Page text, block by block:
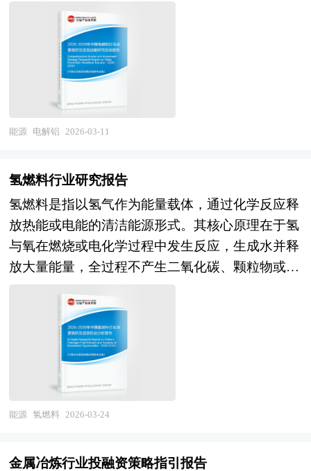
测等等。报告还综合了铝锭行业的整体发展动态，
对行业在产品方面提供了参考建议和具体解决办
法。报告对于铝锭产品生产企业、经销商、行业管
理部门以及拟进入该行业的投资者具有重要的参考
价值，对于研究我国铝锭行业发展规律、提高企业
的运营效率、促进企业的发展壮大有学术和实践的
双重意义。
并对行业相关政策进行了介绍和政策趋向研判，是
页岩气生产企业、科研单位、零售企业等单位准确
了解目前页岩气行业发展动态，把握企业定位和发
展方向不可多得的精品。
罐式集装箱与多式联运物流模式创新打开效率提升
空间，预计行业将保持稳健增长，从规模扩张向质
量效益转变。产业格局层面，具备接收站资源、物
流网络、贸易能力及数字化运营优势的综合性能源
企业将确立主导地位，专业化企业在特定环节（船
舶运输、槽车物流、小型储罐、冷能利用）形成差
效、安全薄弱的企业将面临淘汰或整合。总体而
言，LNG储运行业正经历从"基础设施配套"向"智
慧物流+贸易运营"、从"单一接卸"向"综合能源枢
纽"、从"成本中心"向"价值创造中心"的历史性转
变，2026-2030年将是接收站功能多元、物流体系
智能、贸易模式创新、氢能协同准备的关键窗口
期，深刻理解天然气市场趋势与能源物流变革规
律，对于制定科学的发展策略、把握LNG储运行业
发展机遇具有重大战略意义。 本研究咨询报告由
中研普华咨询公司领衔撰写，在大量周密的市场调
研基础上，主要依据了国家统计局、国家商务部、
国家发改委、国家经济信息中心、国务院发展研究
济景气监测中心、中国行业研究网、全国及海外相
大的发展。随着中国经济持续稳定地高速增长和资
本市场的逐步完善，中国的资本市场在最近几年呈
现出强劲的增长态势，投资于中国市场的高回报率
使中国成为全球资本关注的战略要地。 本报告由
中研普华咨询公司领衔撰写，在大量周密的市场调
研基础上，主要依据了国家统计局、国家商务部、
国家财政部、中国证券监督管理委员会、中国风险
业公会、北京创业投资协会、上海创业投资行业协
会、环保检测行业相关协会、中国行业研究网、国
内外相关刊物的基础信息以及各省市相关统计单位
等公布和提供的大量资料。对环保检测行业风险投
资现状、国际化进程与外资进入、融资渠道、如何
的分析，并重点分析了环保检测行业风险投资的主
要现存问题、相应对策以及新形势下面临的机遇与
挑战和企业的应对策略等。是风险投资公司、研究
机构及环保检测行业相关企业准确了解目前环保检
测行业风险投资业发展动态，把握企业定位和发展
方向不可多得的精品。
要采用冰晶石 - 氧化铝熔盐电解法。将氧化铝溶解
在熔融的冰晶石中，通入直流电后，在阴极和阳极
上分别发生电化学反应，从而得到金属铝。电解槽
是电解铝生产的核心设备，其性能直接影响着生产
效率、能源消耗和产品质量。 近年来，在“双碳”目
标驱动下，电解铝行业正经历深刻的绿色转型，产
国云南、四川等地已形成绿色铝产业集群，推动电
对行业实施严格的产能天花板政策，设定4500万吨
合规产能上限，并通过阶梯电价、能效标杆等机制
倒逼企业节能降耗，新项目必须满足铝液交流电耗
不高于13000千瓦时/吨的严苛标准，推动产业向高
质量、低排放方向演进。 当前，全球电解铝供需
格局趋于紧平衡，国内产能接近达峰，而新能源、
新能源汽车、光伏与储能等战略性新兴产业的快速
发展，持续拉动铝材在轻量化结构件、导电系统与
电池组件中的应用需求，形成“弱供给、强需求”的
市场态势。在此背景下，中资铝企加快全球化布
局，通过在印尼、中东等能源资源富集区建设海外
颈。此外，行业技术前沿聚焦于惰性阳极电解技术
能源 电解铝 2026-03-11
氢燃料行业研究报告
氢燃料是指以氢气作为能量载体，通过化学反应释
放热能或电能的清洁能源形式。其核心原理在于氢
与氧在燃烧或电化学过程中发生反应，生成水并释
放大量能量，全过程不产生二氧化碳、颗粒物或硫
实现深度脱碳的关键能源介质。氢燃料的能量密度
高，单位质量热值约为传统化石燃料的2至3倍，适
用于对重量和续航有严苛要求的应用场景。根据制
取方式不同，氢气可分为灰氢（由化石燃料重整制
得，伴生碳排放）、蓝氢（灰氢结合碳捕集与封存
技术）和绿氢（通过可再生能源电解水制取，全生
方向。 氢燃料的利用主要通过两种路径：一是直
能源 氢燃料 2026-03-24
金属冶炼行业投融资策略指引报告